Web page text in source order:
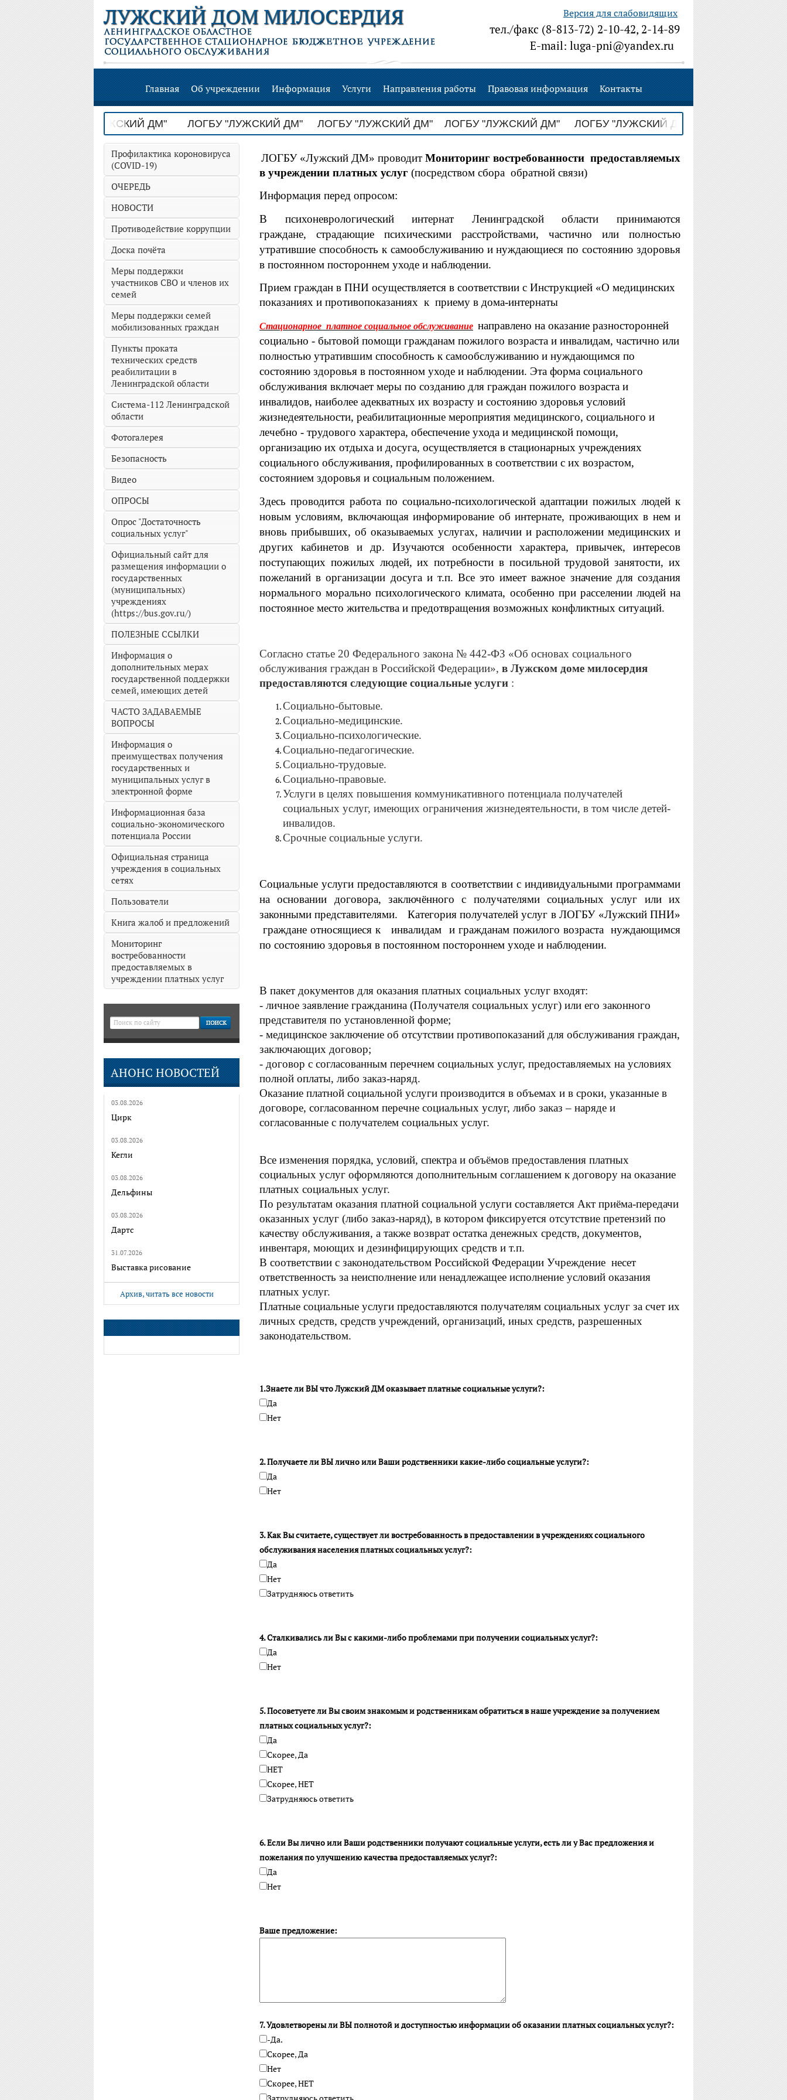
Версия для слабовидящих
ЛУЖСКИЙ ДОМ МИЛОСЕРДИЯ
тел./факс (8-813-72) 2-10-42, 2-14-89
E-mail: luga-pni@yandex.ru
Главная Об учреждении Информация Услуги Направления работы Правовая информация Контакты
ЛОГБУ "ЛУЖСКИЙ ДМ" ЛОГБУ "ЛУЖСКИЙ ДМ" ЛОГБУ "ЛУЖСКИЙ ДМ" ЛОГБУ "ЛУЖСКИЙ ДМ" ЛОГБУ "ЛУЖСКИЙ ДМ"
Профилактика короновируса
(COVID-19)
ОЧЕРЕДЬ
НОВОСТИ
Противодействие коррупции
Доска почёта
Меры поддержки
участников СВО и членов их
семей
Меры поддержки семей
мобилизованных граждан
Пункты проката
технических средств
реабилитации в
Ленинградской области
Система-112 Ленинградской
области
Фотогалерея
Безопасность
Видео
ОПРОСЫ
Опрос "Достаточность
социальных услуг"
Официальный сайт для
размещения информации о
государственных
(муниципальных)
учреждениях
(https://bus.gov.ru/)
ПОЛЕЗНЫЕ ССЫЛКИ
Информация о
дополнительных мерах
государственной поддержки
семей, имеющих детей
ЧАСТО ЗАДАВАЕМЫЕ
ВОПРОСЫ
Информация о
преимуществах получения
государственных и
муниципальных услуг в
электронной форме
Информационная база
социально-экономического
потенциала России
Официальная страница
учреждения в социальных
сетях
Пользователи
Книга жалоб и предложений
Мониторинг
востребованности
предоставляемых в
учреждении платных услуг
АНОНС НОВОСТЕЙ
03.08.2026
Цирк
03.08.2026
Кегли
03.08.2026
Дельфины
03.08.2026
Дартс
31.07.2026
Выставка рисование
Архив, читать все новости
ЛОГБУ «Лужский ДМ» проводит Мониторинг востребованности предоставляемых
в учреждении платных услуг (посредством сбора обратной связи)
Информация перед опросом:
В психоневрологический интернат Ленинградской области принимаются
граждане, страдающие психическими расстройствами, частично или полностью
утратившие способность к самообслуживанию и нуждающиеся по состоянию здоровья
в постоянном постороннем уходе и наблюдении.
Прием граждан в ПНИ осуществляется в соответствии с Инструкцией «О медицинских
показаниях и противопоказаниях к приему в дома-интернаты
Стационарное платное социальное обслуживание направлено на оказание разносторонней
социально - бытовой помощи гражданам пожилого возраста и инвалидам, частично или
полностью утратившим способность к самообслуживанию и нуждающимся по
состоянию здоровья в постоянном уходе и наблюдении. Эта форма социального
обслуживания включает меры по созданию для граждан пожилого возраста и
инвалидов, наиболее адекватных их возрасту и состоянию здоровья условий
жизнедеятельности, реабилитационные мероприятия медицинского, социального и
лечебно - трудового характера, обеспечение ухода и медицинской помощи,
организацию их отдыха и досуга, осуществляется в стационарных учреждениях
социального обслуживания, профилированных в соответствии с их возрастом,
состоянием здоровья и социальным положением.
Здесь проводится работа по социально-психологической адаптации пожилых людей к
новым условиям, включающая информирование об интернате, проживающих в нем и
вновь прибывших, об оказываемых услугах, наличии и расположении медицинских и
других кабинетов и др. Изучаются особенности характера, привычек, интересов
поступающих пожилых людей, их потребности в посильной трудовой занятости, их
пожеланий в организации досуга и т.п. Все это имеет важное значение для создания
нормального морально психологического климата, особенно при расселении людей на
постоянное место жительства и предотвращения возможных конфликтных ситуаций.
Согласно статье 20 Федерального закона № 442-ФЗ «Об основах социального
обслуживания граждан в Российской Федерации», в Лужском доме милосердия
предоставляются следующие социальные услуги :
Социально-бытовые.
Социально-медицинские.
Социально-психологические.
Социально-педагогические.
Социально-трудовые.
Социально-правовые.
Услуги в целях повышения коммуникативного потенциала получателей
социальных услуг, имеющих ограничения жизнедеятельности, в том числе детей-
инвалидов.
Срочные социальные услуги.
Социальные услуги предоставляются в соответствии с индивидуальными программами
на основании договора, заключённого с получателями социальных услуг или их
законными представителями. Категория получателей услуг в ЛОГБУ «Лужский ПНИ»
граждане относящиеся к инвалидам и гражданам пожилого возраста нуждающимся
по состоянию здоровья в постоянном постороннем уходе и наблюдении.
В пакет документов для оказания платных социальных услуг входят:
- личное заявление гражданина (Получателя социальных услуг) или его законного
представителя по установленной форме;
- медицинское заключение об отсутствии противопоказаний для обслуживания граждан,
заключающих договор;
- договор с согласованным перечнем социальных услуг, предоставляемых на условиях
полной оплаты, либо заказ-наряд.
Оказание платной социальной услуги производится в объемах и в сроки, указанные в
договоре, согласованном перечне социальных услуг, либо заказ – наряде и
согласованные с получателем социальных услуг.
Все изменения порядка, условий, спектра и объёмов предоставления платных
социальных услуг оформляются дополнительным соглашением к договору на оказание
платных социальных услуг.
По результатам оказания платной социальной услуги составляется Акт приёма-передачи
оказанных услуг (либо заказ-наряд), в котором фиксируется отсутствие претензий по
качеству обслуживания, а также возврат остатка денежных средств, документов,
инвентаря, моющих и дезинфицирующих средств и т.п.
В соответствии с законодательством Российской Федерации Учреждение несет
ответственность за неисполнение или ненадлежащее исполнение условий оказания
платных услуг.
Платные социальные услуги предоставляются получателям социальных услуг за счет их
личных средств, средств учреждений, организаций, иных средств, разрешенных
законодательством.
1.Знаете ли ВЫ что Лужский ДМ оказывает платные социальные услуги?:
Да
Нет
2. Получаете ли ВЫ лично или Ваши родственники какие-либо социальные услуги?:
Да
Нет
3. Как Вы считаете, существует ли востребованность в предоставлении в учреждениях социального
обслуживания населения платных социальных услуг?:
Да
Нет
Затрудняюсь ответить
4. Сталкивались ли Вы с какими-либо проблемами при получении социальных услуг?:
Да
Нет
5. Посоветуете ли Вы своим знакомым и родственникам обратиться в наше учреждение за получением
платных социальных услуг?:
Да
Скорее, Да
НЕТ
Скорее, НЕТ
Затрудняюсь ответить
6. Если Вы лично или Ваши родственники получают социальные услуги, есть ли у Вас предложения и
пожелания по улучшению качества предоставляемых услуг?:
Да
Нет
Ваше предложение:
7. Удовлетворены ли ВЫ полнотой и доступностью информации об оказании платных социальных услуг?:
-Да.
Скорее, Да
Нет
Скорее, НЕТ